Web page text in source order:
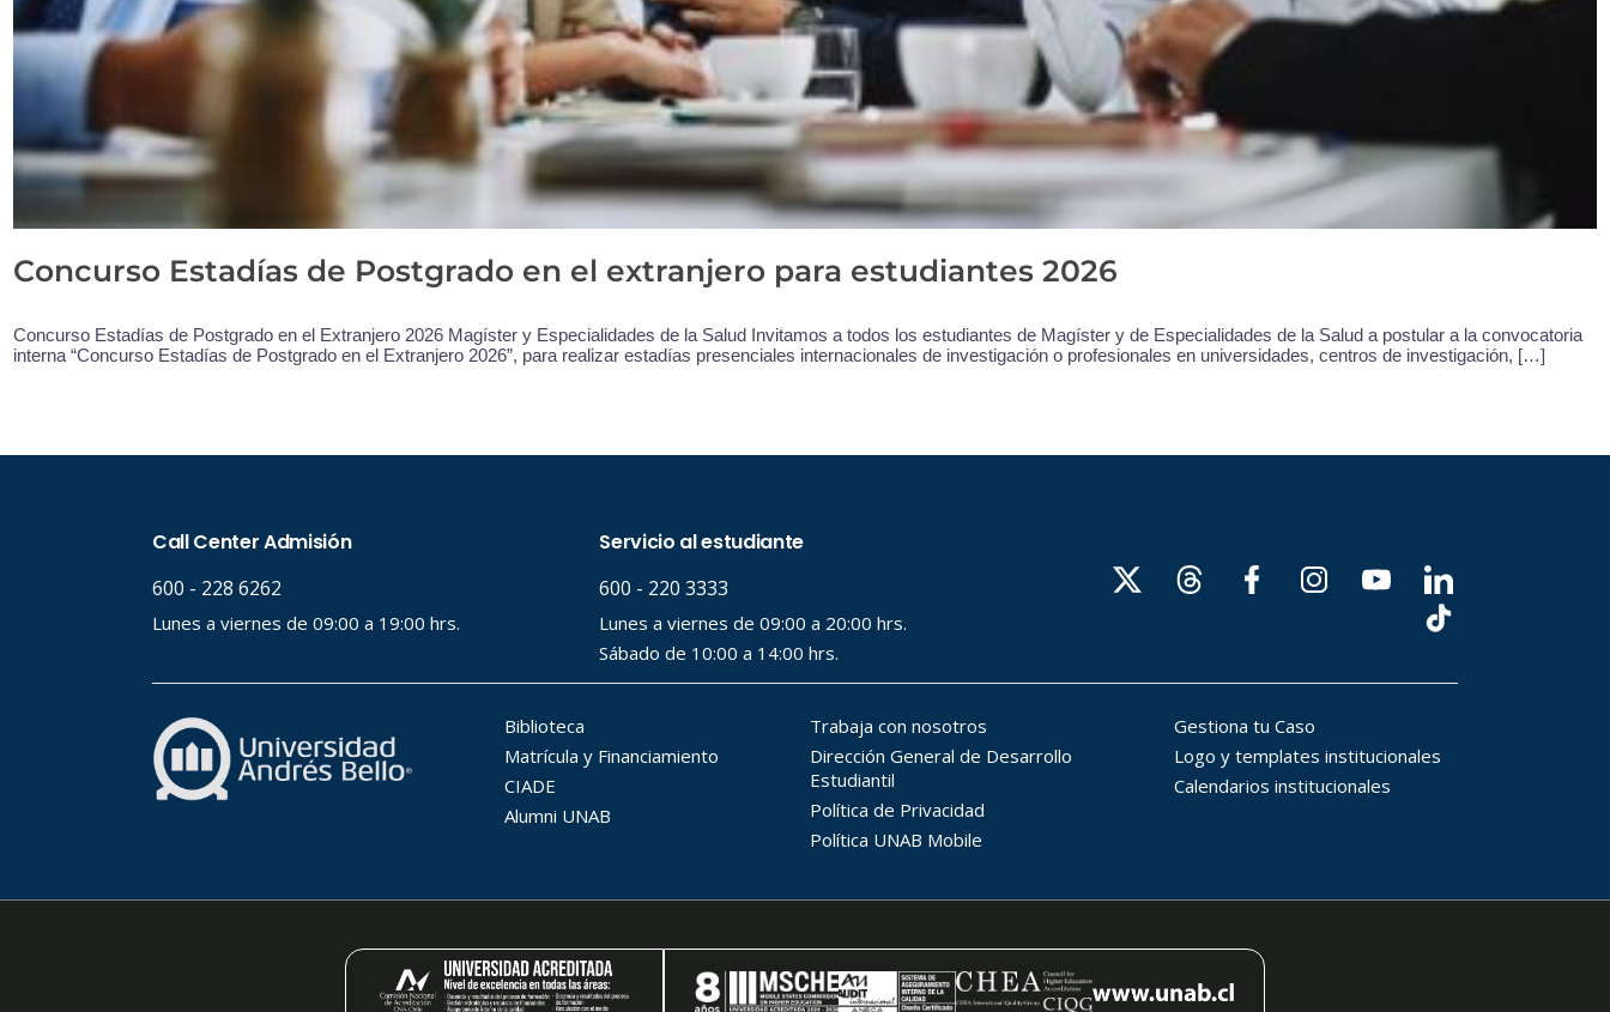
Concurso Estadías de Postgrado en el extranjero para estudiantes 2026
Concurso Estadías de Postgrado en el Extranjero 2026 Magíster y Especialidades de la Salud Invitamos a todos los estudiantes de Magíster y de Especialidades de la Salud a postular a la convocatoria
interna “Concurso Estadías de Postgrado en el Extranjero 2026”, para realizar estadías presenciales internacionales de investigación o profesionales en universidades, centros de investigación, […]